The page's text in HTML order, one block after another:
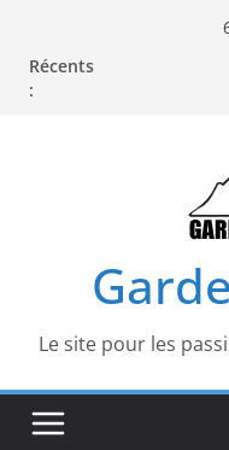
contenu
Récents
:
Le site pour les